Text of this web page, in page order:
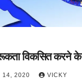
विकसित करने के
14, 2020 VICKY